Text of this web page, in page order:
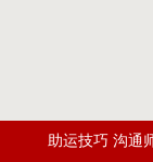
助运技巧 沟通